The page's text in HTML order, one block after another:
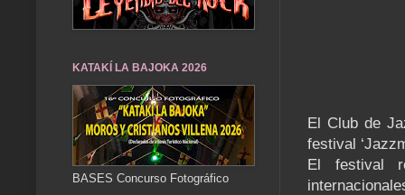
El Club de
festival
El festival
KATAKÍ LA BAJOKA 2026
BASES Concurso Fotográfico